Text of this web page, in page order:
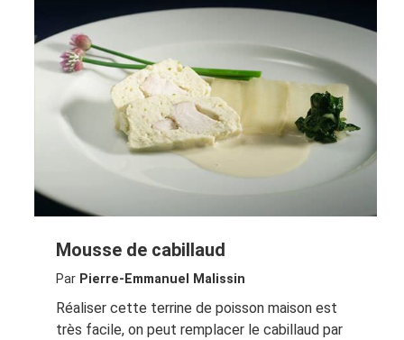
Mousse de cabillaud
Par Pierre-Emmanuel Malissin
Réaliser cette terrine de poisson maison est
très facile, on peut remplacer le cabillaud par